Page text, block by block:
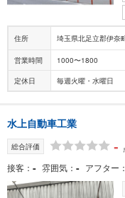
住所 埼玉県北足立郡伊奈
営業時間 1000〜1800
定休日 毎週火曜・水曜日
水上自動車工業
総合評価 -
接客 - 雰囲気 - アフター